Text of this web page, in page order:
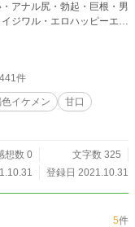
アナル尻・勃起・巨根・男
ジワル・エロハッピーエン
タジーBL・尿道責め・現
たい感じ。
件
イケメン
甘口
想数 0
文字数 325
登録日 2021.10.31
5件